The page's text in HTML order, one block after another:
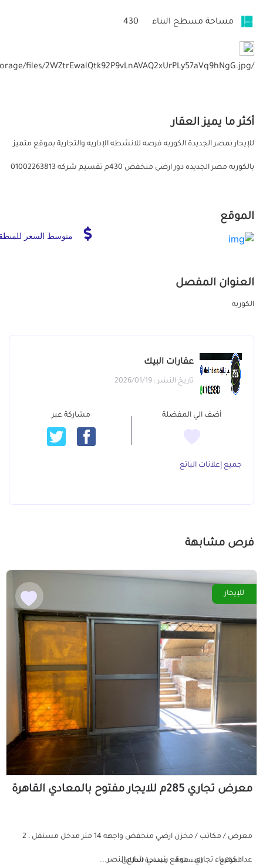
مساحة مسطح البناء 430
/storage/files/2WZtrEwalQtk92P9vLnAVAQ2xUrPLy57aVq9hNgG.jpg
أكثر ما يميز العقار
للإيجار بمصر الجديدة الكوربه فرصه للانشطه الإداريه والتجارية بموقع متميز
بالكوربه مصر الجديده دور ارضى منخفض 430م تقسيم شركه 01002263813
الموقع
متوسط السعر
العنوان المفصل
الكوربه
عقارات البيك
تاريخ النشر : 2026/01/19
أضف الي المفضلة مشاركة عبر
جميع إعلانات البائع
فرص مشابهة
للإيجار
معرض تجاري 285م للايجار مفتوح بالمعادي القاهرة
معرض / مكاتب / مخزن ارضي منخفض واجهه 14 متر مدخل مستقل ، 2
عداد كهرباء تجاري . موقع رئيسي شارع النصر...
الموقع المساحة مساحة الطابق